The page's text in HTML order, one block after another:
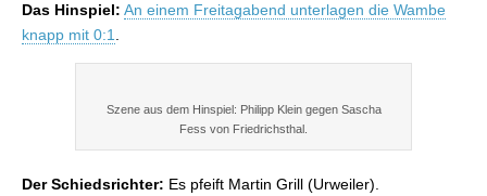
Das Hinspiel: An einem Freitagabend unterlagen die Wambe
knapp mit 0:1.
Szene aus dem Hinspiel: Philipp Klein gegen Sascha
Fess von Friedrichsthal.
Der Schiedsrichter: Es pfeift Martin Grill (Urweiler).